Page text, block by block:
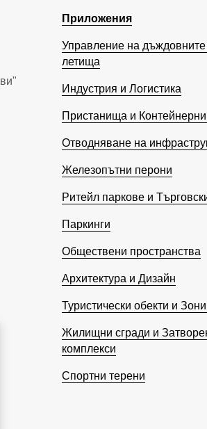
Приложения
Управление на дъждовните
летища
Индустрия и Логистика
Пристанища и
Отводняване на
Железопътни перони
Ритейл паркове и
Паркинги
Обществени пространства
Архитектура и Дизайн
Туристически обекти и
Жилищни сгради и
комплекси
Спортни терени